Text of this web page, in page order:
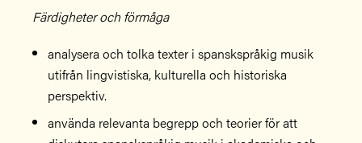
Färdigheter och förmåga
analysera och tolka texter i spanskspråkig musik
utifrån lingvistiska, kulturella och historiska
perspektiv.
använda relevanta begrepp och teorier för att